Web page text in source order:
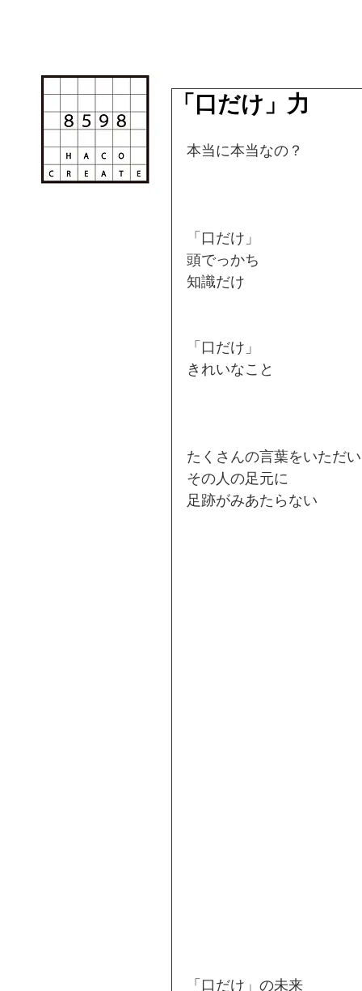
「口だけ」力
本当に本当なの？
「口だけ」
頭でっかち
知識だけ
「口だけ」
きれいなこと
たくさんの言葉をいただ
その人の足元に
足跡がみあたらない
「口だけ」の未来